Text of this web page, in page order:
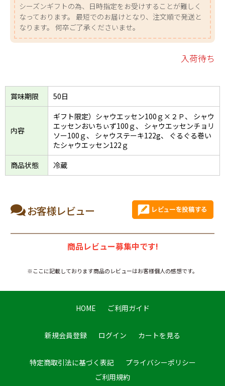
シーズンギフトの為、日時指定をお受けすることが難しく
なっております。 最短でのお届けとなり、注文順で発送と
なります。 何卒ご了承くださいませ。
入荷待ち
賞味期限 50日
内容
ギフト限定）シャウエッセン100ｇ×２Ｐ、 シャウ
エッセンおいちぃず100ｇ、 シャウエッセンチョリ
ソー100ｇ、 シャウステーキ122g、 ぐるぐる巻い
たシャウエッセン122ｇ
商品状態
冷蔵
お客様レビュー
商品レビュー募集中です!
※ここに記載しております商品のレビューはお客様個人の感想です。
HOME ご利用ガイド
新規会員登録 ログイン カートを見る
特定商取引法に基づく表記
プライバシーポリシー
ご利用規約